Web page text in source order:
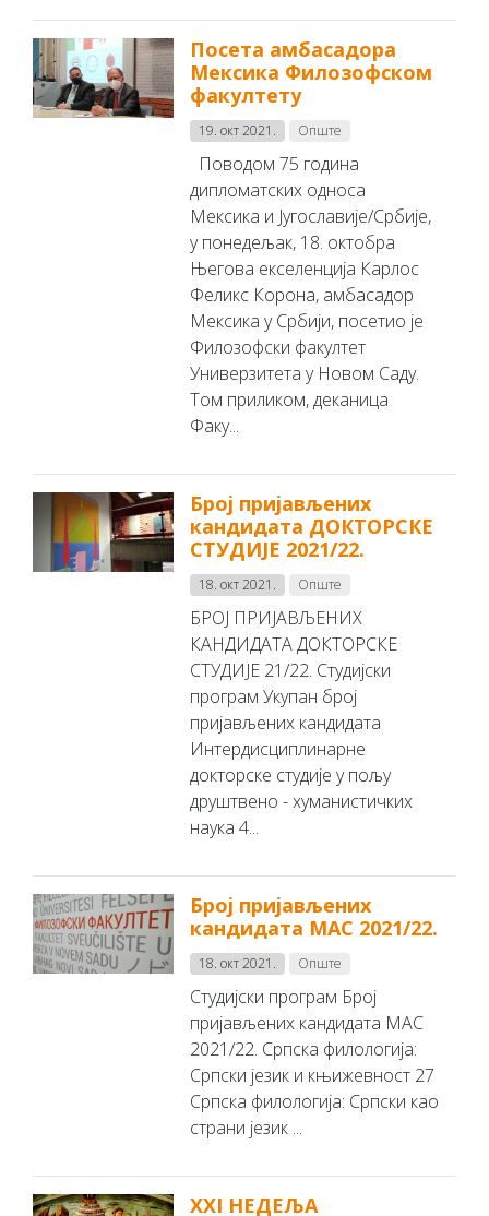
Посета амбасадора
Мексика Филозофском
факултету
19. окт 2021. Опште
Поводом 75 година
дипломатских односа
Мексика и Југославије/Србије,
у понедељак, 18. октобра
Његова екселенција Карлос
Феликс Корона, амбасадор
Мексика у Србији, посетио је
Филозофски факултет
Универзитета у Новом Саду.
Том приликом, деканица
Факу...
Број пријављених
кандидата ДОКТОРСКЕ
СТУДИЈЕ 2021/22.
18. окт 2021. Опште
БРОЈ ПРИЈАВЉЕНИХ
КАНДИДАТА ДОКТОРСКЕ
СТУДИЈЕ 21/22. Студијски
програм Укупан број
пријављених кандидата
Интердисциплинарне
докторске студије у пољу
друштвено - хуманистичких
наука 4...
Број пријављених
кандидата MAC 2021/22.
18. окт 2021. Опште
Студијски програм Број
пријављених кандидата MAC
2021/22. Српска филологија:
Српски језик и књижевност 27
Српска филологија: Српски као
страни језик ...
XXI НЕДЕЉА